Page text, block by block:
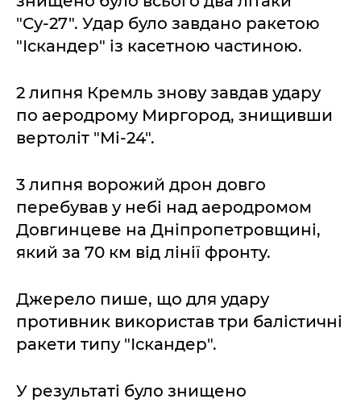
"Су-27". Удар було завдано ракетою
"Іскандер" із касетною частиною.
2 липня Кремль знову завдав удару
по аеродрому Миргород, знищивши
вертоліт "Мі-24".
3 липня ворожий дрон довго
перебував у небі над аеродромом
Довгинцеве на Дніпропетровщині,
який за 70 км від лінії фронту.
Джерело пише, що для удару
противник використав три балістичні
ракети типу "Іскандер".
У результаті було знищено